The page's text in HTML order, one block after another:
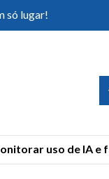
só lugar!
uso de IA e